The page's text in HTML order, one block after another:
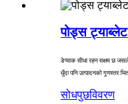
पोड्स
डेप्याक सीधा रहन सक्षम छ
धुँदा पनि उत्पादनको गुणस्तर
सोधपुछविवरण